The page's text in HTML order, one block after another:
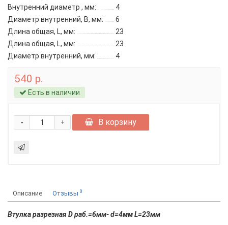
Внутренний диаметр , мм:
4
Диаметр внутренний, B, мм:
6
Длина общая, L, мм:
23
Длина общая, L, мм:
23
Диаметр внутренний, мм:
4
540 р.
Есть в наличии
+
- В корзину
Описание Отзывы 0
Втулка разрезная D раб.=6мм- d=4мм L=23мм